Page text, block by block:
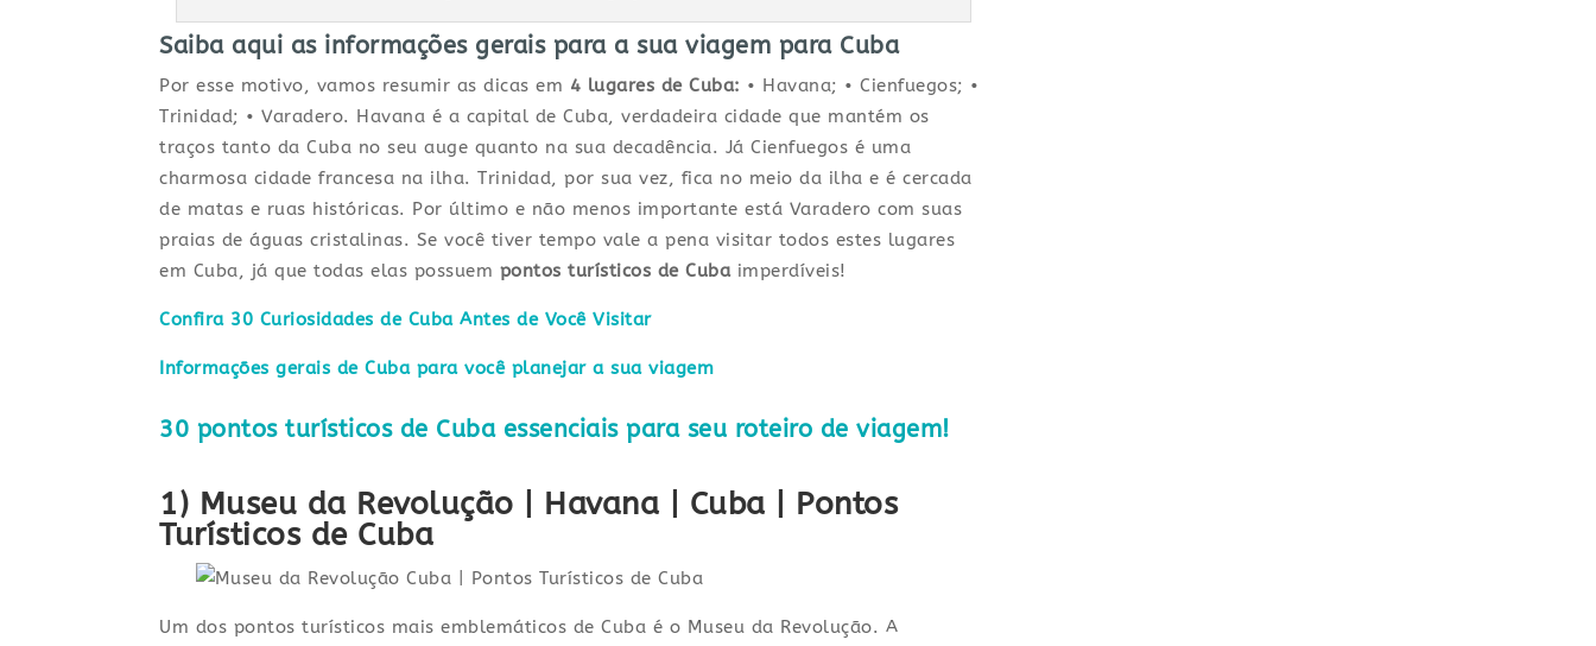
Saiba aqui as informações gerais para a sua viagem para Cuba
Por esse motivo, vamos resumir as dicas em 4 lugares de Cuba: • Havana; • Cienfuegos; •
Trinidad; • Varadero. Havana é a capital de Cuba, verdadeira cidade que mantém os
traços tanto da Cuba no seu auge quanto na sua decadência. Já Cienfuegos é uma
charmosa cidade francesa na ilha. Trinidad, por sua vez, fica no meio da ilha e é cercada
de matas e ruas históricas. Por último e não menos importante está Varadero com suas
praias de águas cristalinas. Se você tiver tempo vale a pena visitar todos estes lugares
em Cuba, já que todas elas possuem pontos turísticos de Cubaimperdíveis!
Confira 30 Curiosidades de Cuba Antes de Você Visitar
Informações gerais de Cuba para você planejar a sua viagem
30 pontos turísticos de Cuba essenciais para seu roteiro de viagem!
1) Museu da Revolução | Havana | Cuba | Pontos
Turísticos de Cuba
Um dos pontos turísticos mais emblemáticos de Cuba é o Museu da Revolução. A